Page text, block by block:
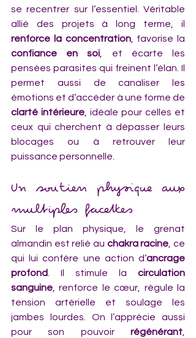
se recentrer sur l’essentiel. Véritable
renforce la concentration
confiance en soi , et écarte les
pensées parasites qui freinent l’élan. Il
permet aussi de canaliser les
clarté intérieure , idéale pour celles et
ceux qui cherchent à dépasser leurs
blocages ou à retrouver leur
puissance personnelle.
Un soutien physique aux
multiples facettes
Sur le plan physique, le grenat
almandin est relié au chakra racine , ce
qui lui confère une action d’ancrage
profond
. Il stimule la circulation
sanguine , renforce le cœur, régule la
tension artérielle et soulage les
jambes lourdes. On l’apprécie aussi
pour son pouvoir régénérant